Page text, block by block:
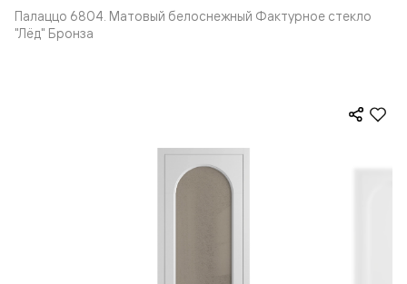
Палаццо 6804. Матовый белоснежный Фактурное стекло
"Лёд" Бронза